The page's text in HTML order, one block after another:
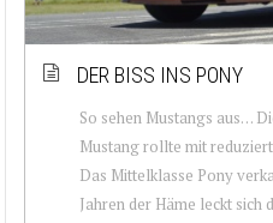
DER BISS INS PONY
So sehen Mustangs aus…
Mustang rollte mit
Das Mittelklasse Pony
Jahren der Häme leckt sich